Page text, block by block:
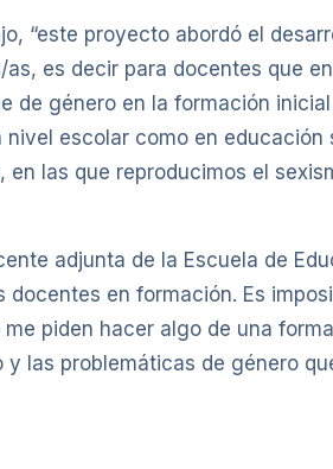
“este proyecto abordó el
es decir para docentes que
de género en la formación
escolar como en educación
las que reproducimos el
adjunta de la Escuela de
en formación. Es
piden hacer algo de una
las problemáticas de género